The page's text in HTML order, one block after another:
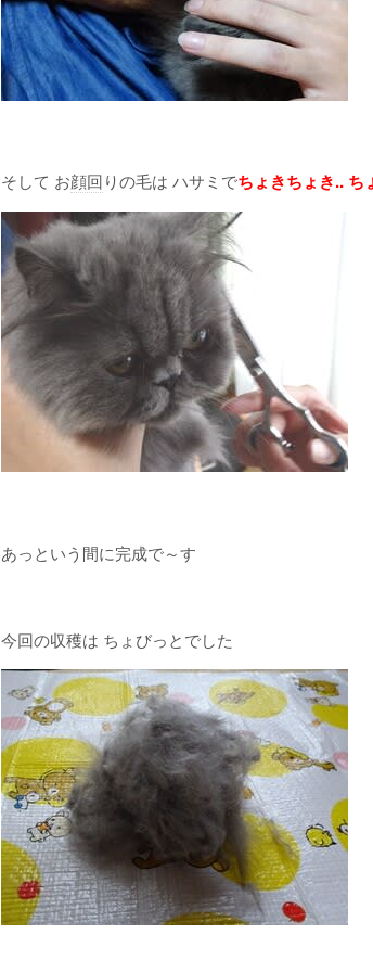
そして お顔回りの毛は ハサミでちょきちょき.. ち
あっという間に完成で～す
今回の収穫は ちょびっとでした